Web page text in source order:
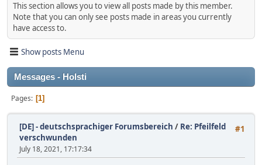
This section allows you to view all posts made by this member.
Note that you can only see posts made in areas you currently
have access to.
Show posts Menu
Messages - Holsti
Pages 1
#1
[DE] - deutschsprachiger Forumsbereich / Re: Pfeilfeld
verschwunden
July 18, 2021, 17:17:34